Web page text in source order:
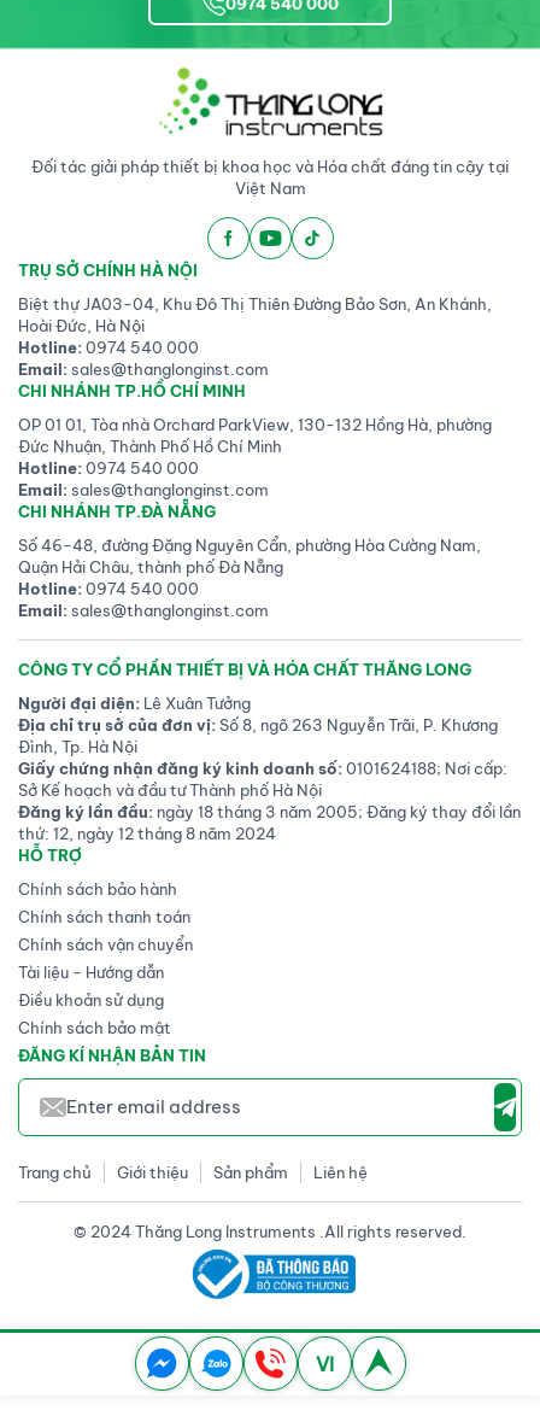
Đối tác giải pháp thiết bị khoa học và Hóa chất đáng tin cậy tại
Việt Nam
TRỤ SỞ CHÍNH HÀ NỘI
Biệt thự JA03-04, Khu Đô Thị Thiên Đường Bảo Sơn, An Khánh,
Hoài Đức, Hà Nội
Hotline:0974 540 000
Email:sales@thanglonginst.com
CHI NHÁNH TP.HỒ CHÍ MINH
OP 01 01, Tòa nhà Orchard ParkView, 130-132 Hồng Hà, phường
Đức Nhuận, Thành Phố Hồ Chí Minh
Hotline:0974 540 000
Email:sales@thanglonginst.com
CHI NHÁNH TP.ĐÀ NẴNG
Số 46-48, đường Đặng Nguyên Cẩn, phường Hòa Cường Nam,
Quận Hải Châu, thành phố Đà Nẵng
Hotline:0974 540 000
Email:sales@thanglonginst.com
CÔNG TY CỔ PHẦN THIẾT BỊ VÀ HÓA CHẤT THĂNG LONG
Người đại diện: Lê Xuân Tưởng
Địa chỉ trụ sở của đơn vị:Số 8, ngõ 263 Nguyễn Trãi, P. Khương
Đình, Tp. Hà Nội
Giấy chứng nhận đăng ký kinh doanh số:0101624188; Nơi cấp:
Sở Kế hoạch và đầu tư Thành phố Hà Nội
Đăng ký lần đầu: ngày 18 tháng 3 năm 2005; Đăng ký thay đổi lần
thứ: 12, ngày 12 tháng 8 năm 2024
HỖ TRỢ
Chính sách bảo hành
Chính sách thanh toán
Chính sách vận chuyển
Tài liệu - Hướng dẫn
Điều khoản sử dụng
Chính sách bảo mật
ĐĂNG KÍ NHẬN BẢN TIN
Trang chủ Giới thiệu Sản phẩm Liên hệ
© 2024 Thăng Long Instruments .All rights reserved.
VI